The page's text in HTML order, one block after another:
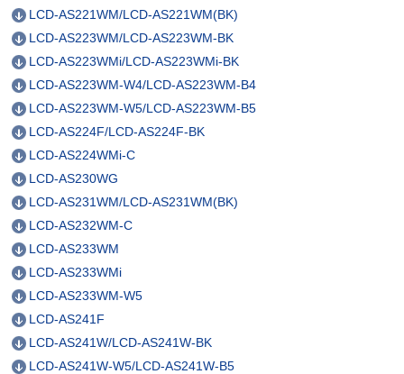
LCD-AS221WM/LCD-AS221WM(BK)
LCD-AS223WM/LCD-AS223WM-BK
LCD-AS223WMi/LCD-AS223WMi-BK
LCD-AS223WM-W4/LCD-AS223WM-B4
LCD-AS223WM-W5/LCD-AS223WM-B5
LCD-AS224F/LCD-AS224F-BK
LCD-AS224WMi-C
LCD-AS230WG
LCD-AS231WM/LCD-AS231WM(BK)
LCD-AS232WM-C
LCD-AS233WM
LCD-AS233WMi
LCD-AS233WM-W5
LCD-AS241F
LCD-AS241W/LCD-AS241W-BK
LCD-AS241W-W5/LCD-AS241W-B5